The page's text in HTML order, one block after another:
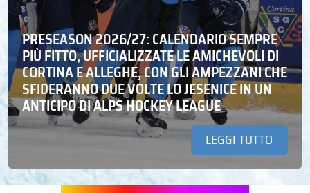
PRESEASON 2026/27: CALENDARIO SEMPRE
PIÙ FITTO, UFFICIALIZZATE LE AMICHEVOLI DI
CORTINA E ALLEGHE, CON GLI AMPEZZANI CHE
SFIDERANNO DUE VOLTE LO JESENICE IN UN
ANTICIPO DI ALPS HOCKEY LEAGUE
LEGGI TUTTO